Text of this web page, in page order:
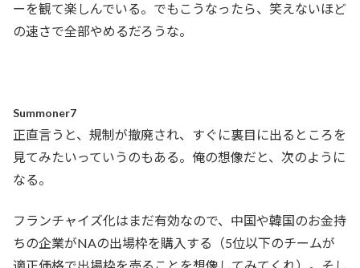
ーを観て楽しんでいる。でもこうなったら、笑えないほど
の速さで全部やめるだろうな。
Summoner7
正直言うと、規制が撤廃され、すぐに裏目に出るところを
見てみたいっていうのもある。俺の想像だと、次のように
なる。
フランチャイズ化はまだ有効なので、中国や韓国のお金持
ちの企業がNAの出場枠を購入する（5位以下のチームが
適正価格で出場枠を売ることを想像してみてくれ）。そし